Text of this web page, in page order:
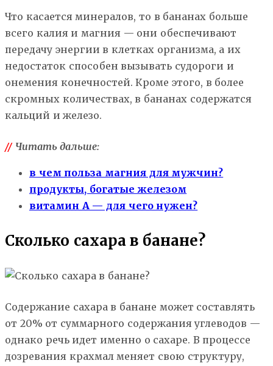
Что касается минералов, то в бананах больше
всего калия и магния — они обеспечивают
передачу энергии в клетках организма, а их
недостаток способен вызывать судороги и
онемения конечностей. Кроме этого, в более
скромных количествах, в бананах содержатся
кальций и железо.
//Читать дальше:
в чем польза магния для мужчин?
продукты, богатые железом
витамин А — для чего нужен?
Сколько сахара в банане?
Содержание сахара в банане может составлять
от 20% от суммарного содержания углеводов —
однако речь идет именно о сахаре. В процессе
дозревания крахмал меняет свою структуру,